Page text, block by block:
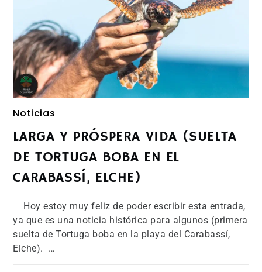
Noticias
LARGA Y PRÓSPERA VIDA (SUELTA
DE TORTUGA BOBA EN EL
CARABASSÍ, ELCHE)
Hoy estoy muy feliz de poder escribir esta entrada,
ya que es una noticia histórica para algunos (primera
suelta de Tortuga boba en la playa del Carabassí,
Elche). …